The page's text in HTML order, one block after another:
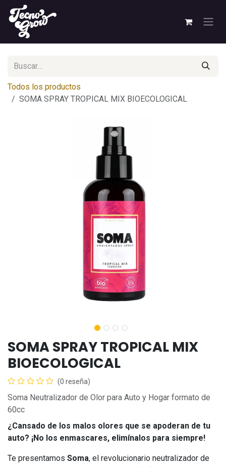
Ir al contenido
Todos los productos
SOMA SPRAY TROPICAL MIX BIOECOLOGICAL
SOMA SPRAY TROPICAL MIX
BIOECOLOGICAL
(0 reseña)
Soma Neutralizador de Olor para Auto y Hogar formato de
60cc
¿Cansado de los malos olores que se apoderan de tu
auto? ¡No los enmascares, elimínalos para siempre!
Te presentamos Soma, el revolucionario neutralizador de